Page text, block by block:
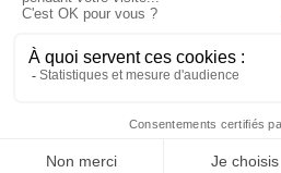
Copyright © 2022Publishroom